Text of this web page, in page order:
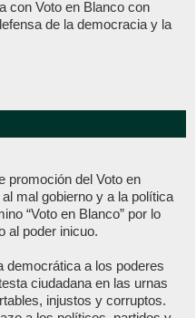
con Voto en Blanco con
de la democracia y la
promoción del Voto en
mal gobierno y a la política
“Voto en Blanco” por lo
al poder inicuo.
democrática a los poderes
ciudadana en las urnas
injustos y corruptos.